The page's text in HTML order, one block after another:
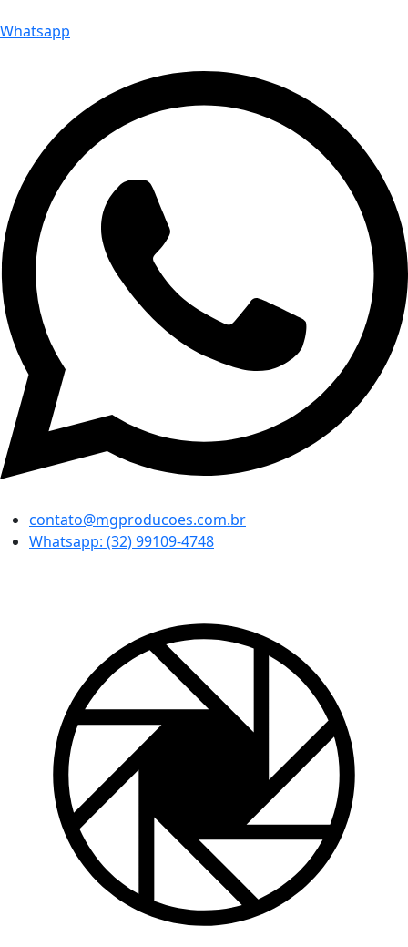
Whatsapp
contato@mgproducoes.com.br
Whatsapp: (32) 99109-4748